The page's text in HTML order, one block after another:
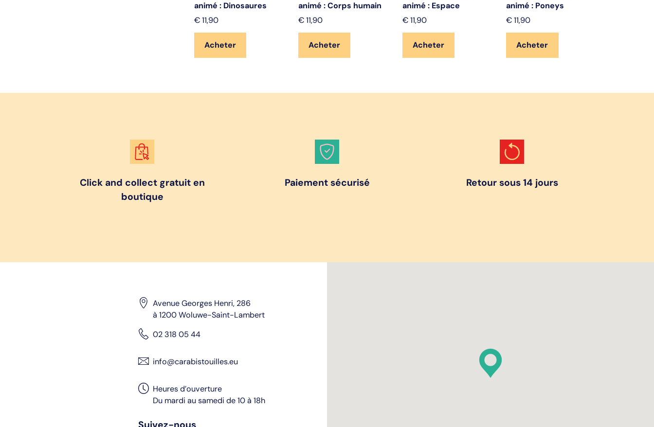
animé : Dinosaures
€ 11,90
Acheter
animé : Corps humain
€11,90
Acheter
animé : Espace
€11,90
Acheter
animé : Poneys
€ 11,90
Acheter
Click and collect gratuit en
boutique
Paiement sécurisé Retour sous 14 jours
Avenue Georges Henri, 286
à 1200 Woluwe-Saint-Lambert
02 318 05 44
info@carabistouilles.eu
Heures d’ouverture
Du mardi au samedi de 10 à 18h
Suivez-nous